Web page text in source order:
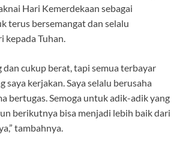
Hari Kemerdekaan sebagai
terus bersemangat dan selalu
kepada Tuhan.
dan cukup berat, tapi semua terbayar
saya kerjakan. Saya selalu berusaha
bertugas. Semoga untuk adik-adik yang
berikutnya bisa menjadi lebih baik dari
tambahnya.